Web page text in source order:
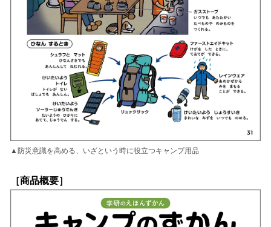
▲防災意識を高める、いざという時に役立つキャンプ用品
［商品概要］